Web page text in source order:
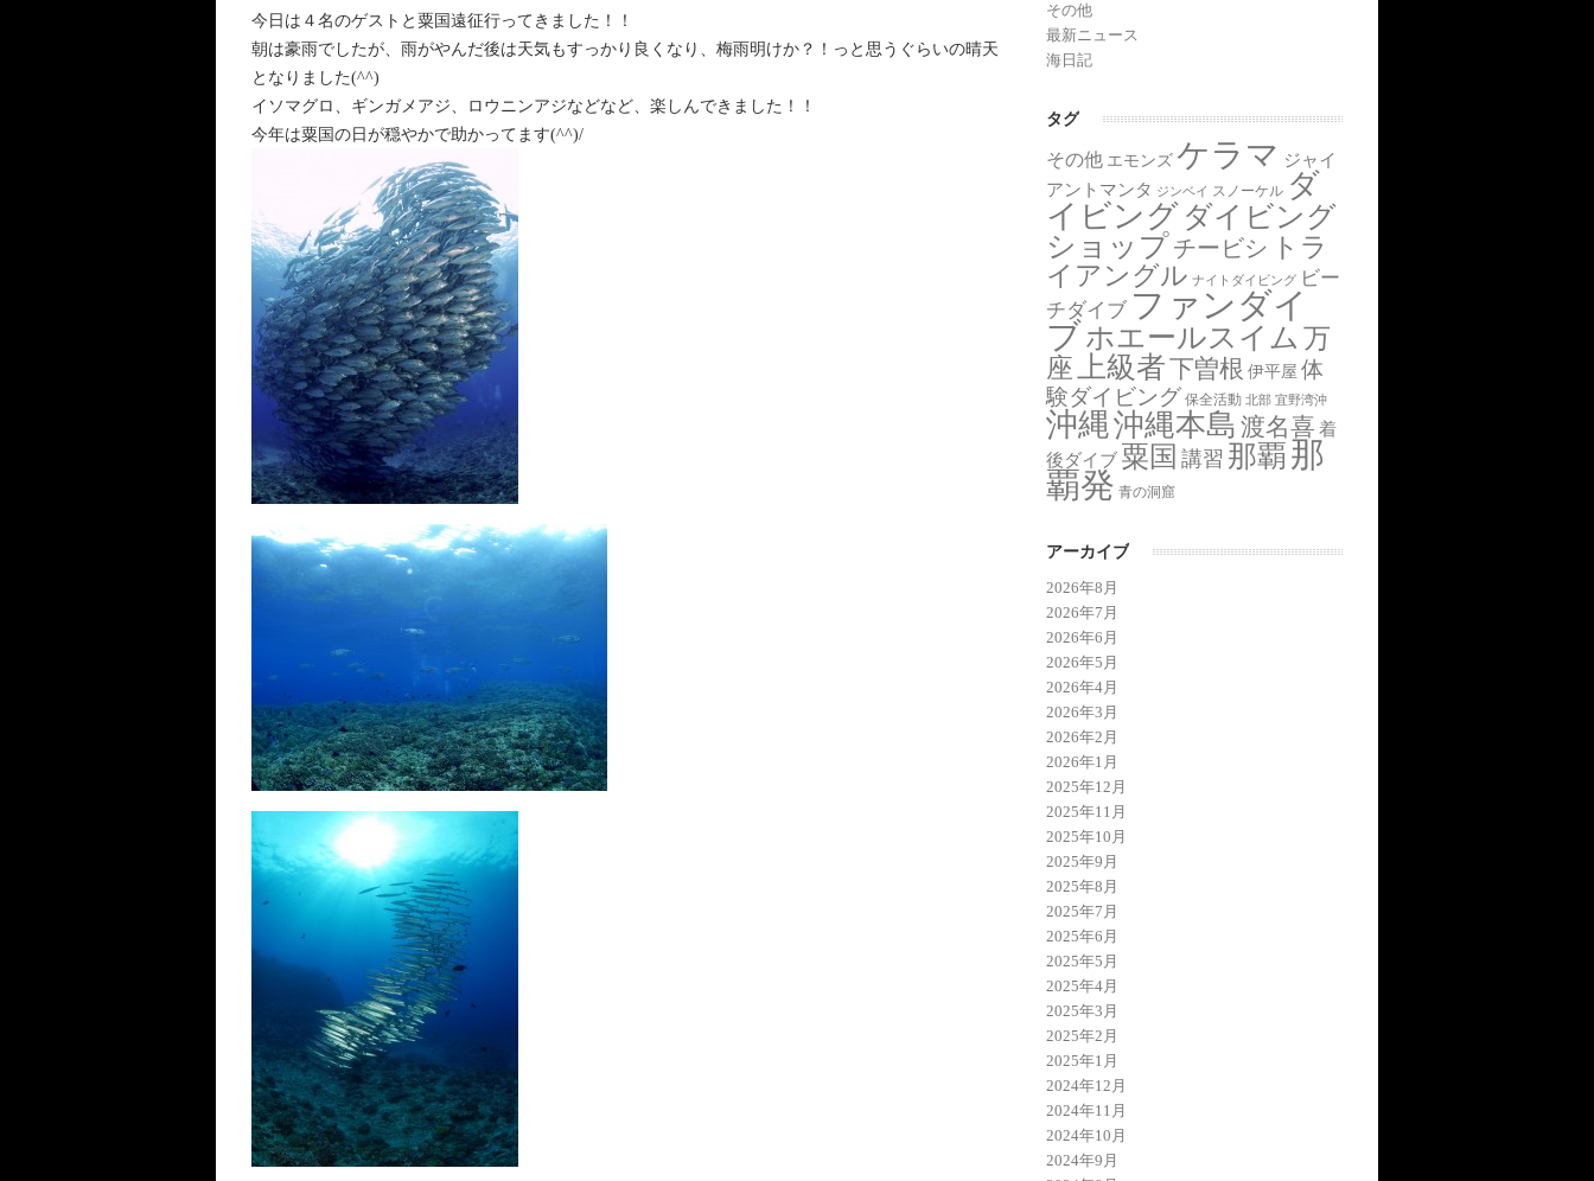
今日は４名のゲストと粟国遠征行ってきました！！
朝は豪雨でしたが、雨がやんだ後は天気もすっかり良くなり、梅雨明けか？！っと思うぐらいの晴天
となりました(^^)
イソマグロ、ギンガメアジ、ロウニンアジなどなど、楽しんできました！！
今年は粟国の日が穏やかで助かってます(^^)/
その他
最新ニュース
海日記
タグ
その他 エモンズ ケラマ ジャイ
アントマンタ
ジンベイ スノーケル ダ
イビング ダイビング
ショップチービシ トラ
イアングル ナイトダイビング ビー
チダイブ ファンダイ
ブホエールスイム 万
座
上級者下曽根 伊平屋 体
験ダイビング 保全活動 北部 宜野湾沖
沖縄沖縄本島 渡名喜 着
後ダイブ 粟国 講習 那覇 那
覇発 青の洞窟
アーカイブ
2026年8月
2026年7月
2026年6月
2026年5月
2026年4月
2026年3月
2026年2月
2026年1月
2025年12月
2025年11月
2025年10月
2025年9月
2025年8月
2025年7月
2025年6月
2025年5月
2025年4月
2025年3月
2025年2月
2025年1月
2024年12月
2024年11月
2024年10月
2024年9月